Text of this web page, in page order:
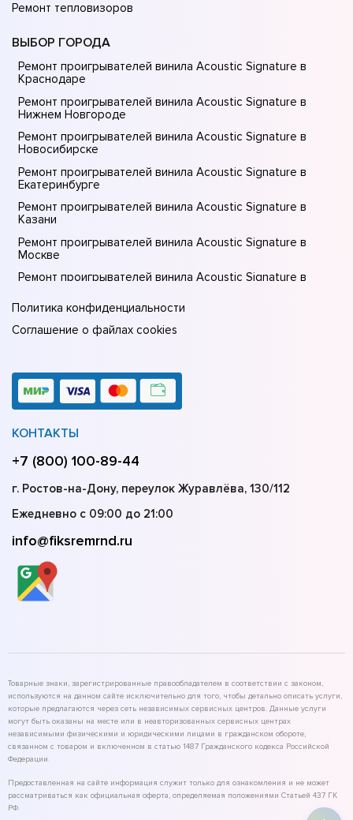
Ремонт тепловизоров
ВЫБОР ГОРОДА
Ремонт проигрывателей винила Acoustic Signature в
Краснодаре
Ремонт проигрывателей винила Acoustic Signature в
Нижнем Новгороде
Ремонт проигрывателей винила Acoustic Signature в
Новосибирске
Ремонт проигрывателей винила Acoustic Signature в
Екатеринбурге
Ремонт проигрывателей винила Acoustic Signature в
Казани
Ремонт проигрывателей винила Acoustic Signature в
Москве
Ремонт проигрывателей винила Acoustic Signature в
Политика конфиденциальности
Соглашение о файлах cookies
КОНТАКТЫ
+7 (800) 100-89-44
г. Ростов-на-Дону, переулок Журавлёва, 130/112
Ежедневно с 09:00 до 21:00
info@fiksremrnd.ru
Товарные знаки, зарегистрированные правообладателем в соответствии с законом,
используются на данном сайте исключительно для того, чтобы детально описать услуги,
которые предлагаются через сеть независимых сервисных центров. Данные услуги
могут быть оказаны на месте или в неавторизованных сервисных центрах
независимыми физическими и юридическими лицами в гражданском обороте,
связанном с товаром и включенном в статью 1487 Гражданского кодекса Российской
Федерации.
Предоставленная на сайте информация служит только для ознакомления и не может
рассматриваться как официальная оферта, определяемая положениями Статьей 437 ГК
РФ.